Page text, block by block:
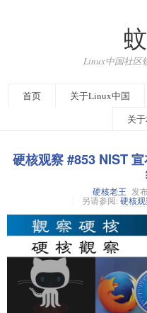
Linux中国社区
首页 关于Linux中国
关
硬核观察 #853 NIST
硬核老王 发
另请参阅: 硬核观